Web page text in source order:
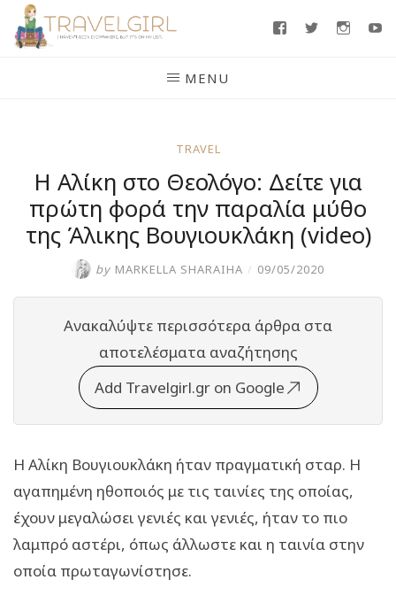
Skip
FacebookTwitter
MENU
TRAVEL
Η Αλίκη στο Θεολόγο: Δείτε για
πρώτη φορά την παραλία μύθο
της Άλικης Βουγιουκλάκη (video)
by MARKELLA SHARAIHA / 09/05/2020
Ανακαλύψτε περισσότερα άρθρα στα
αποτελέσματα αναζήτησης
Add Travelgirl.gr on Google
Η Αλίκη Βουγιουκλάκη ήταν πραγματική σταρ. Η
αγαπημένη ηθοποιός με τις ταινίες της οποίας,
έχουν μεγαλώσει γενιές και γενιές, ήταν το πιο
λαμπρό αστέρι, όπως άλλωστε και η ταινία στην
οποία πρωταγωνίστησε.